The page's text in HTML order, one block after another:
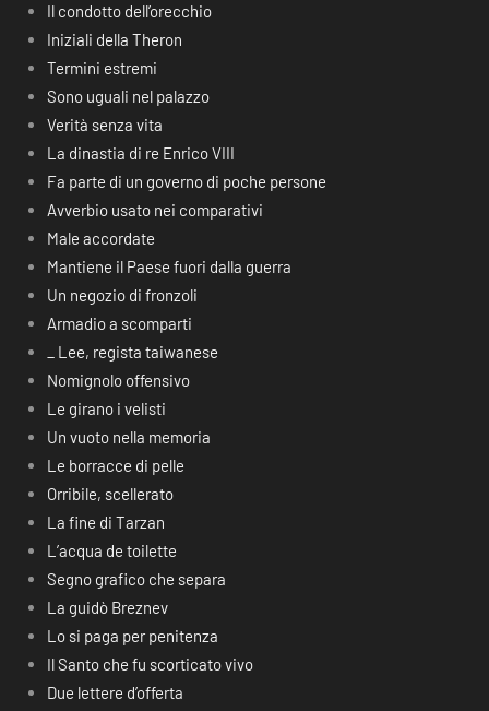
Il condotto dell’orecchio
Iniziali della Theron
Termini estremi
Sono uguali nel palazzo
Verità senza vita
La dinastia di re Enrico VIII
Fa parte di un governo di poche persone
Avverbio usato nei comparativi
Male accordate
Mantiene il Paese fuori dalla guerra
Un negozio di fronzoli
Armadio a scomparti
_ Lee, regista taiwanese
Nomignolo offensivo
Le girano i velisti
Un vuoto nella memoria
Le borracce di pelle
Orribile, scellerato
La fine di Tarzan
L’acqua de toilette
Segno grafico che separa
La guidò Breznev
Lo si paga per penitenza
Il Santo che fu scorticato vivo
Due lettere d’offerta